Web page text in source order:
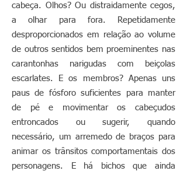
cabeça. Olhos? Ou distraidamente cegos,
a olhar para fora. Repetidamente
desproporcionados em relação ao volume
de outros sentidos bem proeminentes nas
carantonhas narigudas com beiçolas
escarlates. E os membros? Apenas uns
paus de fósforo suficientes para manter
de pé e movimentar os cabeçudos
entroncados ou sugerir, quando
necessário, um arremedo de braços para
animar os trânsitos comportamentais dos
personagens. E há bichos que ainda